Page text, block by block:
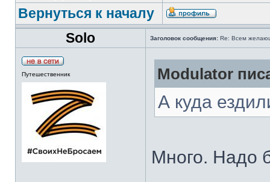
Вернуться к началу
Solo
Заголовок сообщения: Re: Всем
Путешественник Modulator
А куда
Много. Надо